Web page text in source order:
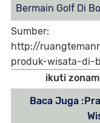
Bermain Golf Di
Sumber:
http://
produk-wisata-di-
ikuti
Baca Juga :